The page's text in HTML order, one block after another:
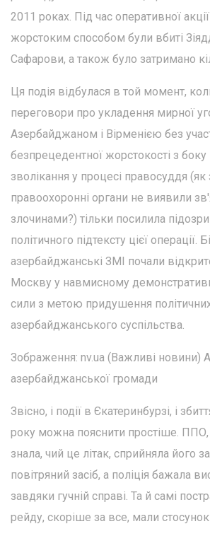
2011 роках. Під час оперативної
жорстоким способом були вбиті
Сафарови, а також було затримано
Ця подія відбулася в той момент,
переговори про укладення мирної
Азербайджаном і Вірменією без
безпрецедентної жорстокості з боку
зволікання у процесі правосуддя (як
правоохоронні органи не виявили
злочинами?) тільки посилила
політичного підтексту цієї операції.
азербайджанські ЗМІ почали
Москву у навмисному
сили з метою придушення
азербайджанського суспільства.
Зображення: nv.ua (Важливі новини)
азербайджанської громади
Звісно, і події в Єкатеринбурзі, і
року можна пояснити простіше. ППО,
знала, чий це літак, сприйняла його
повітряний засіб, а поліція бажала
завдяки гучній справі. Та й самі
рейду, скоріше за все, мали